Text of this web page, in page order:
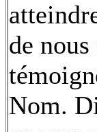
de
Nom.